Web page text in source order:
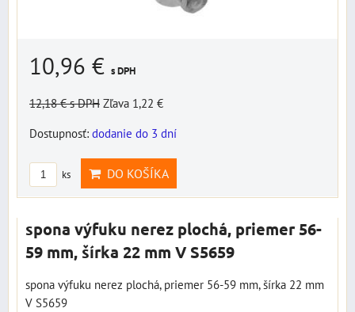
10,96 € s DPH
12,18 €s DPH Zľava 1,22 €
Dostupnosť: dodanie do 3 dní
ks DO KOŠÍKA
spona výfuku nerez plochá, priemer 56-
59 mm, šírka 22 mm V S5659
spona výfuku nerez plochá, priemer 56-59 mm, šírka 22 mm
V S5659